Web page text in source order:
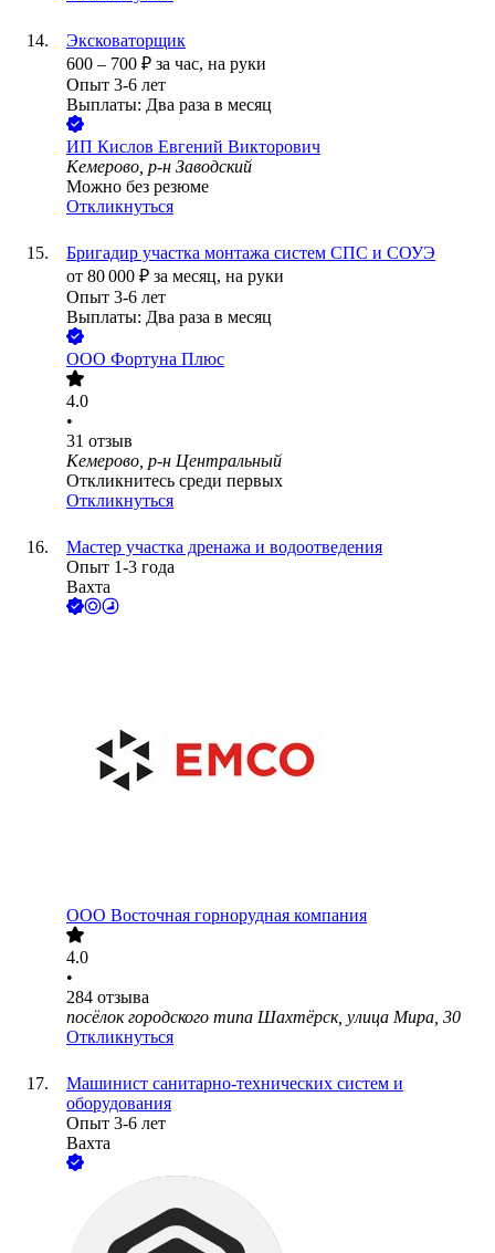
Эксковаторщик
600 – 700 ₽ за час, на руки
Опыт 3-6 лет
Выплаты: Два раза в месяц
ИП Кислов Евгений Викторович
Кемерово, р-н Заводский
Можно без резюме
Откликнуться
Бригадир участка монтажа систем СПС и СОУЭ
от 80 000 ₽ за месяц, на руки
Опыт 3-6 лет
Выплаты: Два раза в месяц
ООО Фортуна Плюс
4.0
•
31 отзыв
Кемерово, р-н Центральный
Откликнитесь среди первых
Откликнуться
Мастер участка дренажа и водоотведения
Опыт 1-3 года
Вахта
ООО Восточная горнорудная компания
4.0
•
284 отзыва
посёлок городского типа Шахтёрск, улица Мира, 30
Откликнуться
Машинист санитарно-технических систем и
оборудования
Опыт 3-6 лет
Вахта